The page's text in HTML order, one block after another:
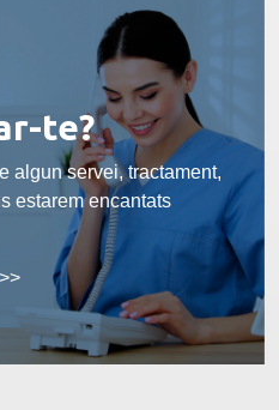
te?
algun servei, tractament,
estarem encantats